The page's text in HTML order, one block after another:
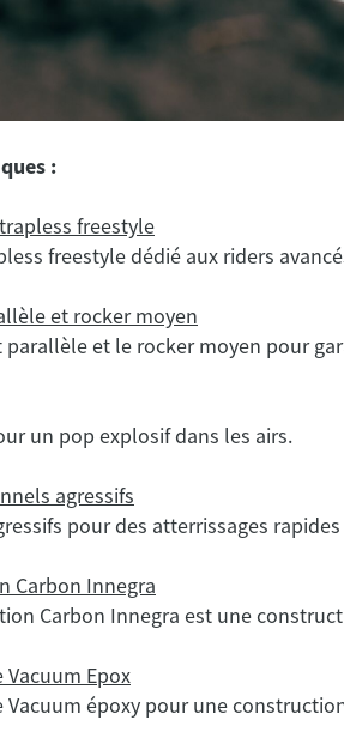
:
freestyle
freestyle dédié aux riders
et rocker moyen
parallèle et le rocker moyen pour
un pop explosif dans les airs.
agressifs
pour des atterrissages
Carbon Innegra
Carbon Innegra est une
Vacuum Epox
Vacuum époxy pour une